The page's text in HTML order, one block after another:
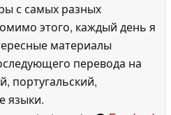
с самых разных
этого, каждый день я
материалы
перевода на
португальский,
языки.